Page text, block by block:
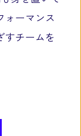
ォーマンス
すチームを